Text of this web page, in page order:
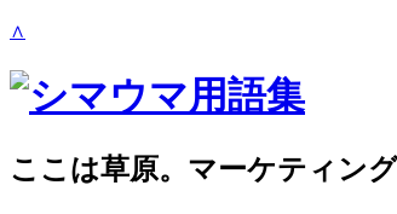
∧
ここは草原。マーケティン